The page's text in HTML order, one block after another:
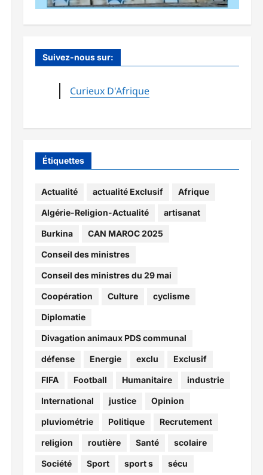
Suivez-nous sur:
Curieux D'Afrique
Étiquettes
Actualité actualité Exclusif Afrique
Algérie-Religion-Actualité artisanat
Burkina CAN MAROC 2025
Conseil des ministres
Conseil des ministres du 29 mai
Coopération Culture cyclisme
Diplomatie
Divagation animaux PDS communal
défense Energie exclu Exclusif
FIFA Football Humanitaire industrie
International justice Opinion
pluviométrie Politique Recrutement
religion routière Santé scolaire
Société Sport sport s sécu